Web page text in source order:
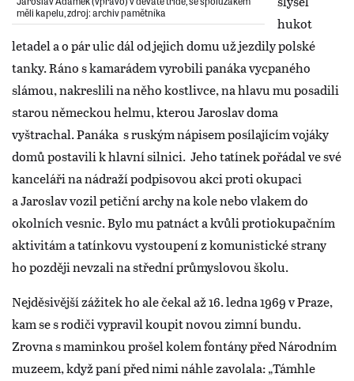
měli kapelu, zdroj: archiv pamětníka
hukot
letadel a o pár ulic dál od jejich domu už jezdily polské
tanky. Ráno s kamarádem vyrobili panáka vycpaného
slámou, nakreslili na něho kostlivce, na hlavu mu posadili
starou německou helmu, kterou Jaroslav doma
vyštrachal. Panáka s ruským nápisem posílajícím vojáky
domů postavili k hlavní silnici. Jeho tatínek pořádal ve své
kanceláři na nádraží podpisovou akci proti okupaci
a Jaroslav vozil petiční archy na kole nebo vlakem do
okolních vesnic. Bylo mu patnáct a kvůli protiokupačním
aktivitám a tatínkovu vystoupení z komunistické strany
ho později nevzali na střední průmyslovou školu.
Nejděsivější zážitek ho ale čekal až 16. ledna 1969 v Praze,
kam se s rodiči vypravil koupit novou zimní bundu.
Zrovna s maminkou prošel kolem fontány před Národním
muzeem, když paní před nimi náhle zavolala: „Támhle